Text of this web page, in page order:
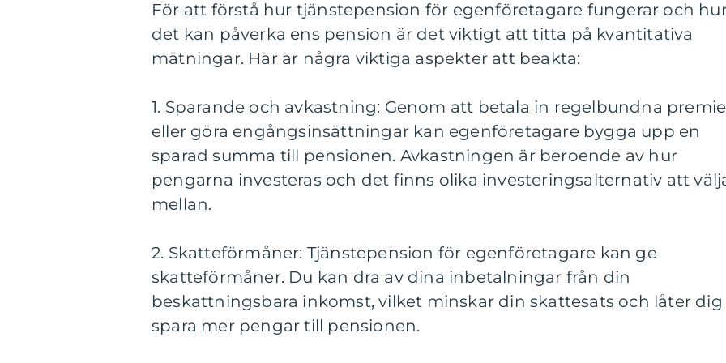
För att förstå hur tjänstepension för egenföretagare fungerar och
det kan påverka ens pension är det viktigt att titta på kvantitativa
mätningar. Här är några viktiga aspekter att beakta:
1. Sparande och avkastning: Genom att betala in regelbundna
eller göra engångsinsättningar kan egenföretagare bygga upp en
sparad summa till pensionen. Avkastningen är beroende av hur
pengarna investeras och det finns olika investeringsalternativ att
mellan.
2. Skatteförmåner: Tjänstepension för egenföretagare kan ge
skatteförmåner. Du kan dra av dina inbetalningar från din
beskattningsbara inkomst, vilket minskar din skattesats och låter dig
spara mer pengar till pensionen.